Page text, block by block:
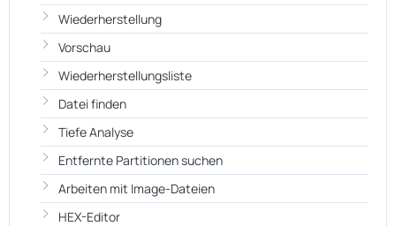
Wiederherstellung
Vorschau
Wiederherstellungsliste
Datei finden
Tiefe Analyse
Entfernte Partitionen suchen
Arbeiten mit Image-Dateien
HEX-Editor